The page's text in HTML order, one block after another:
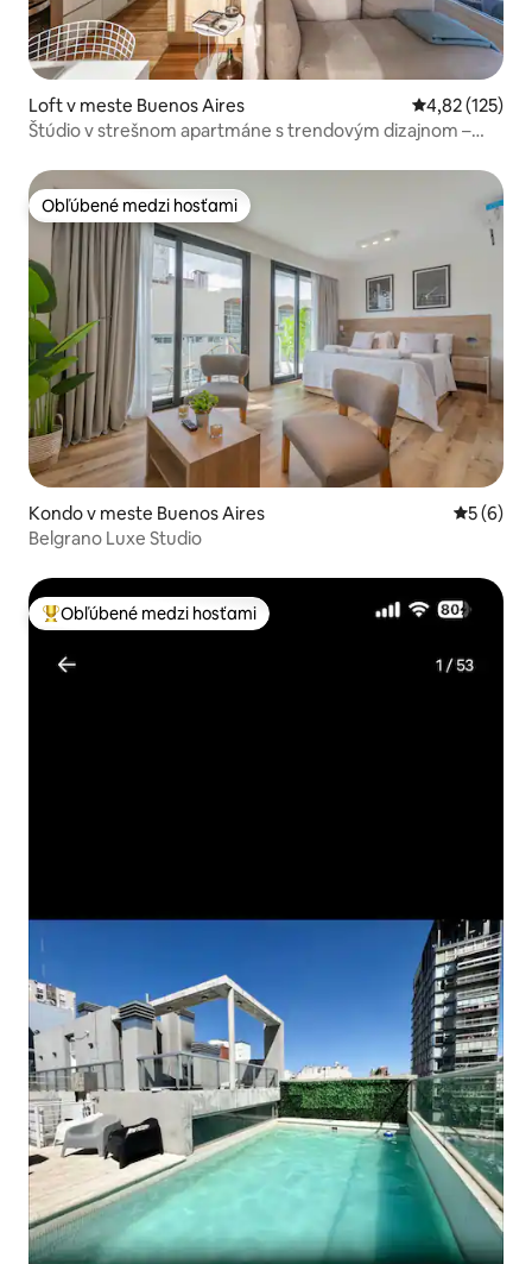
Loft v meste Buenos Aires Priemerné
4,82 (125)
Štúdio v strešnom apartmáne s trendovým dizajnom –
Obľúbené medzi hosťami
Obľúbené medzi hosťami
Kondo v meste Buenos Aires
5 (6)
Belgrano Luxe Studio
Najobľúbenejšie medzi hosťami
Obľúbené medzi hosťami